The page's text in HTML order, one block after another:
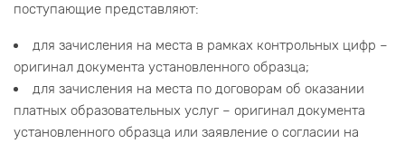
поступающие представляют:
для зачисления на места в рамках контрольных цифр –
оригинал документа установленного образца;
для зачисления на места по договорам об оказании
платных образовательных услуг – оригинал документа
установленного образца или заявление о согласии на